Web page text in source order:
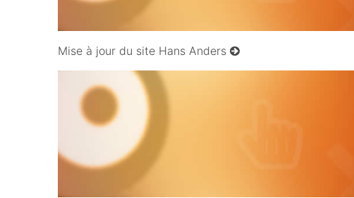
Mise à jour du site Hans Anders
03/06/2009